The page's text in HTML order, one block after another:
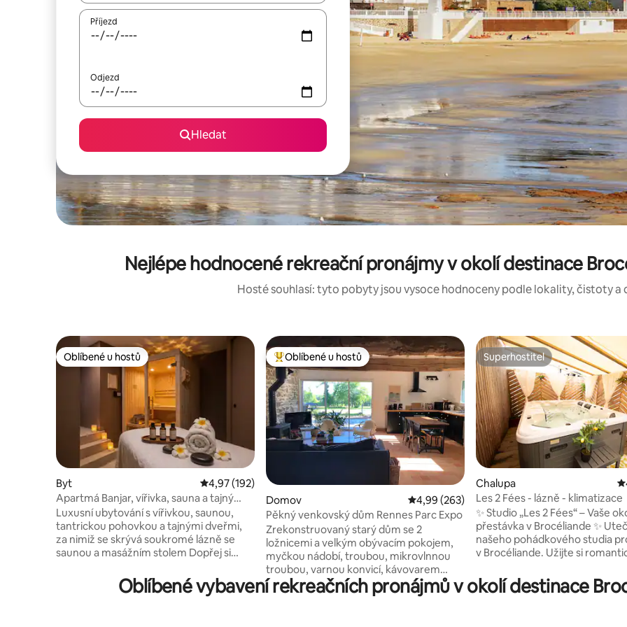
Příjezd
Odjezd
Hledat
Nejlépe hodnocené rekreační pronájmy v okolí destinace
Hosté souhlasí: tyto pobyty jsou vysoce hodnoceny podle lokality, čistoty a
Oblíbené u hostů
Oblíbené u hostů
Byt Průměrné hodnocení 4,97 z 5, 192 hodnocení
4,97 (192)
Apartmá Banjar, vířivka, sauna a tajný
pokoj
Luxusní ubytování s vířivkou, saunou,
tantrickou pohovkou a tajnými dveřmi,
za nimiž se skrývá soukromé lázně se
saunou a masážním stolem Dopřej si
ubytování pro dvě osoby inspirovaném
Bali o rozloze 66 m². Plně vybavené
Nejlepší v kategorii Oblíbené u hostů
Oblíbené u hostů
Domov Průměrné hodnocení 4,99 z 5, 263 hodnocení
4,99 (263)
Pěkný venkovský dům Rennes Parc Expo
Zrekonstruovaný starý dům se 2
ložnicemi a velkým obývacím pokojem,
myčkou nádobí, troubou, mikrovlnnou
troubou, varnou konvicí, kávovarem
Tassimo, toustovačem. Výhled na krajinu
a koně. Vysokorychlostní připojení pro
Superhostitel
Superhostitel
Chalupa
Les 2 Fées - lázně - klimatizace
✨ Studio „Les 2 Fées“ – Vaše
přestávka v Brocéliande ✨ Utečte do
našeho pohádkového studia
v Brocéliande. Užijte si
vyhřívanou na 38 °C po celý
přístupnou 24 hodin denně, 7
Oblíbené vybavení rekreačních pronájmů v okolí destinace